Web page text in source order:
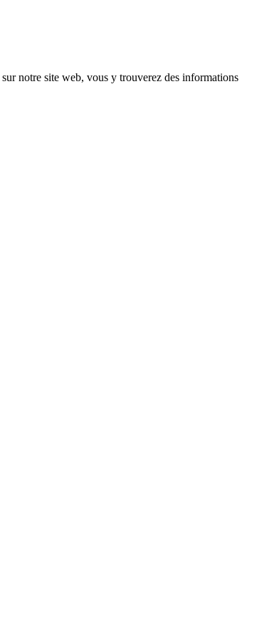
sur notre site web, vous y trouverez des informations